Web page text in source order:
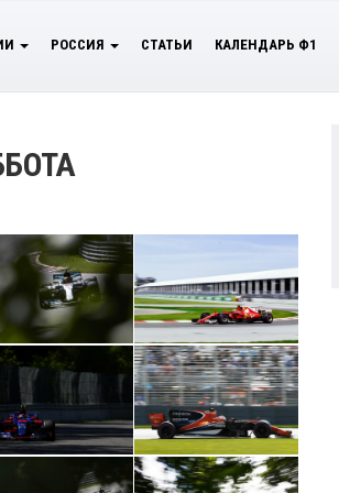
РОССИЯ СТАТЬИ КАЛЕНДАРЬ Ф1